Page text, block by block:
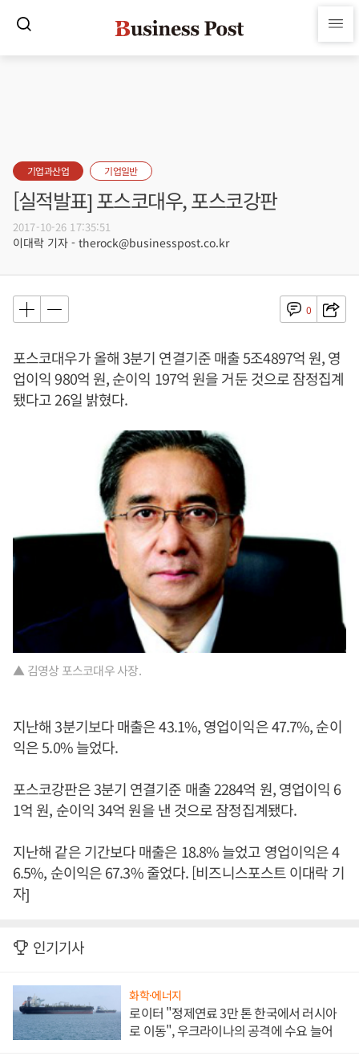
기업과산업 기업일반
[실적발표] 포스코대우, 포스코강판
2017-10-26 17:35:51
이대락 기자 - therock@businesspost.co.kr
0
포스코대우가 올해 3분기 연결기준 매출 5조4897억 원, 영
업이익 980억 원, 순이익 197억 원을 거둔 것으로 잠정집계
됐다고 26일 밝혔다.
▲ 김영상 포스코대우 사장.
지난해 3분기보다 매출은 43.1%, 영업이익은 47.7%, 순이
익은 5.0% 늘었다.
포스코강판은 3분기 연결기준 매출 2284억 원, 영업이익 6
1억 원, 순이익 34억 원을 낸 것으로 잠정집계됐다.
지난해 같은 기간보다 매출은 18.8% 늘었고 영업이익은 4
6.5%, 순이익은 67.3% 줄었다. [비즈니스포스트 이대락 기
자]
인기기사
화학·에너지
로이터 "정제연료 3만 톤 한국에서 러시아
로 이동", 우크라이나의 공격에 수요 늘어